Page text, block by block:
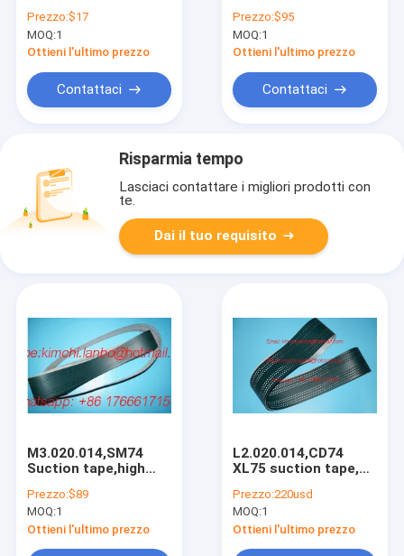
parts for offset
printing machines
Prezzo:$17
MOQ:1
Ottieni l'ultimo prezzo
Contattaci
belt
Prezzo:$95
MOQ:1
Ottieni l'ultimo prezzo
Contattaci
Risparmia tempo
Lasciaci contattare i migliori prodotti con
te.
Dai il tuo requisito
M3.020.014,SM74
Suction tape,high
machines parts
Prezzo:$89
MOQ:1
Ottieni l'ultimo prezzo
L2.020.014,CD74
XL75 suction tape,
belt,2423140mm,High
quality
Prezzo:220usd
MOQ:1
Ottieni l'ultimo prezzo